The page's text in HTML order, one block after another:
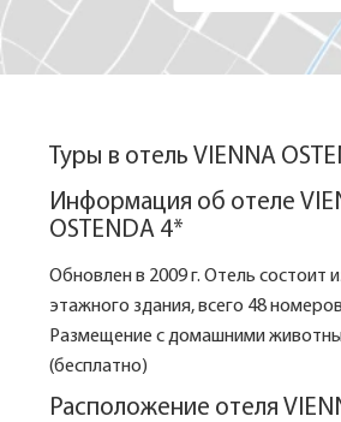
Туры в отель VIENNA
Информация об отеле
OSTENDA 4*
Обновлен в 2009 г. Отель состоит
этажного здания, всего 48
Размещение с домашними
(бесплатно)
Расположение отеля